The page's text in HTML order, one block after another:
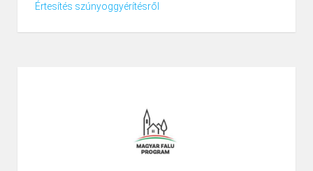
Értesítés szúnyoggyérítésről